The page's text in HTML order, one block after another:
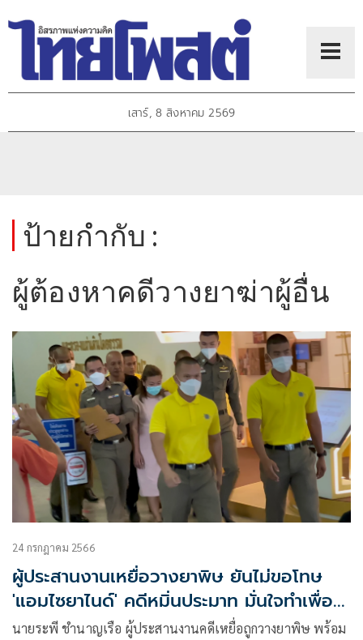
เสาร์, 8 สิงหาคม 2569
ป้ายกำกับ :
ผู้ต้องหาคดีวางยาฆ่าผู้อื่น
24 กรกฎาคม 2566
ผู้ประสานงานเหยื่อวางยาพิษ ยันไม่ขอโทษ
'แอมไซยาไนด์' คดีหมิ่นประมาท มั่นใจทำเพื่อ
ส่วนรวม
นายระพี ชำนาญเรือ ผู้ประสานงานคดีเหยื่อถูกวางยาพิษ พร้อม